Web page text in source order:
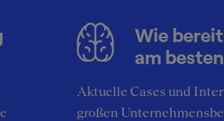
Atmosphäre
auf Weiterbildung
Wie
am
Aktuelle Cases und
großen